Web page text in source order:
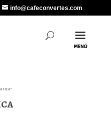
info@cafeconvertes.com